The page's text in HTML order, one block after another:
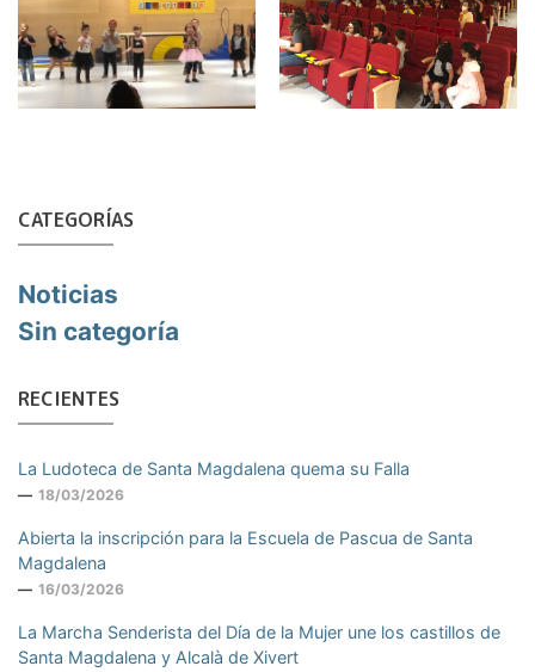
CATEGORÍAS
Noticias
Sin categoría
RECIENTES
La Ludoteca de Santa Magdalena quema su Falla
18/03/2026
Abierta la inscripción para la Escuela de Pascua de Santa
Magdalena
16/03/2026
La Marcha Senderista del Día de la Mujer une los castillos de
Santa Magdalena y Alcalà de Xivert